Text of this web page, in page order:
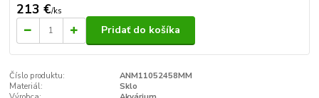
213 €/ks
Pridať do košíka
Číslo produktu:
ANM11052458MM
Materiál:
Sklo